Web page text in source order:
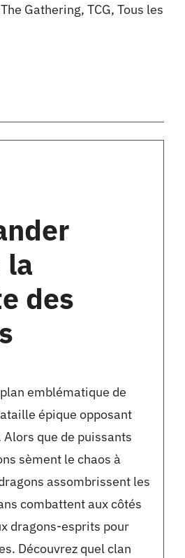
Gathering, TCG, Tous les
la
des
emblématique de
épique opposant
que de puissants
sèment le chaos à
assombrissent les
combattent aux côtés
dragons-esprits pour
Découvrez quel clan